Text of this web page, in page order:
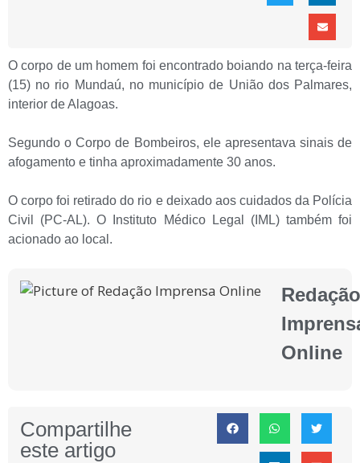
O corpo de um homem foi encontrado boiando na terça-feira
(15) no rio Mundaú, no município de União dos Palmares,
interior de Alagoas.
Segundo o Corpo de Bombeiros, ele apresentava sinais de
afogamento e tinha aproximadamente 30 anos.
O corpo foi retirado do rio e deixado aos cuidados da Polícia
Civil (PC-AL). O Instituto Médico Legal (IML) também foi
acionado ao local.
Redação
Online
Compartilhe
este artigo